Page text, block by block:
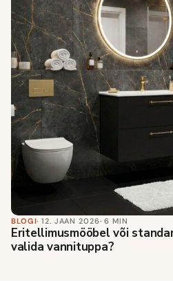
BLOGI· 12. JAAN 2026· 6 MIN
Eritellimusmööbel või
valida vannituppa?